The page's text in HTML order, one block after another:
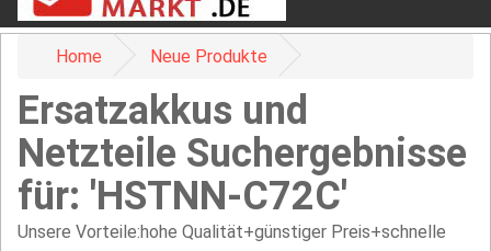
Home Neue Produkte
Ersatzakkus und
Netzteile Suchergebnisse
für: 'HSTNN-C72C'
Unsere Vorteile:hohe Qualität+günstiger Preis+schnelle